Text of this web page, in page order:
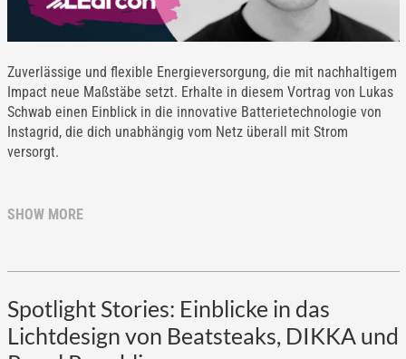
Zuverlässige und flexible Energieversorgung, die mit nachhaltigem
Impact neue Maßstäbe setzt. Erhalte in diesem Vortrag von Lukas
Schwab einen Einblick in die innovative Batterietechnologie von
Instagrid, die dich unabhängig vom Netz überall mit Strom
versorgt.
SHOW MORE
Spotlight Stories: Einblicke in das
Lichtdesign von Beatsteaks, DIKKA und